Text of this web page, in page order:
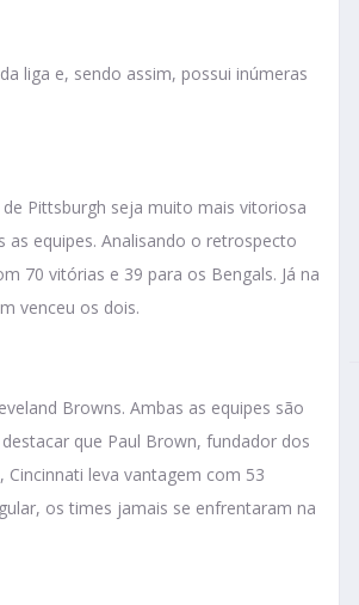
liga e, sendo assim, possui inúmeras
Pittsburgh seja muito mais vitoriosa
equipes. Analisando o retrospecto
70 vitórias e 39 para os Bengals. Já na
venceu os dois.
Browns. Ambas as equipes são
que Paul Brown, fundador dos
leva vantagem com 53
os times jamais se enfrentaram na